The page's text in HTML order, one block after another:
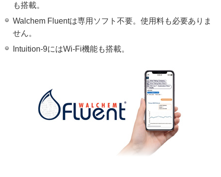
も搭載。
Walchem Fluentは専用ソフト不要。使用料も必要ありま
せん。
Intuition-9にはWi-Fi機能も搭載。